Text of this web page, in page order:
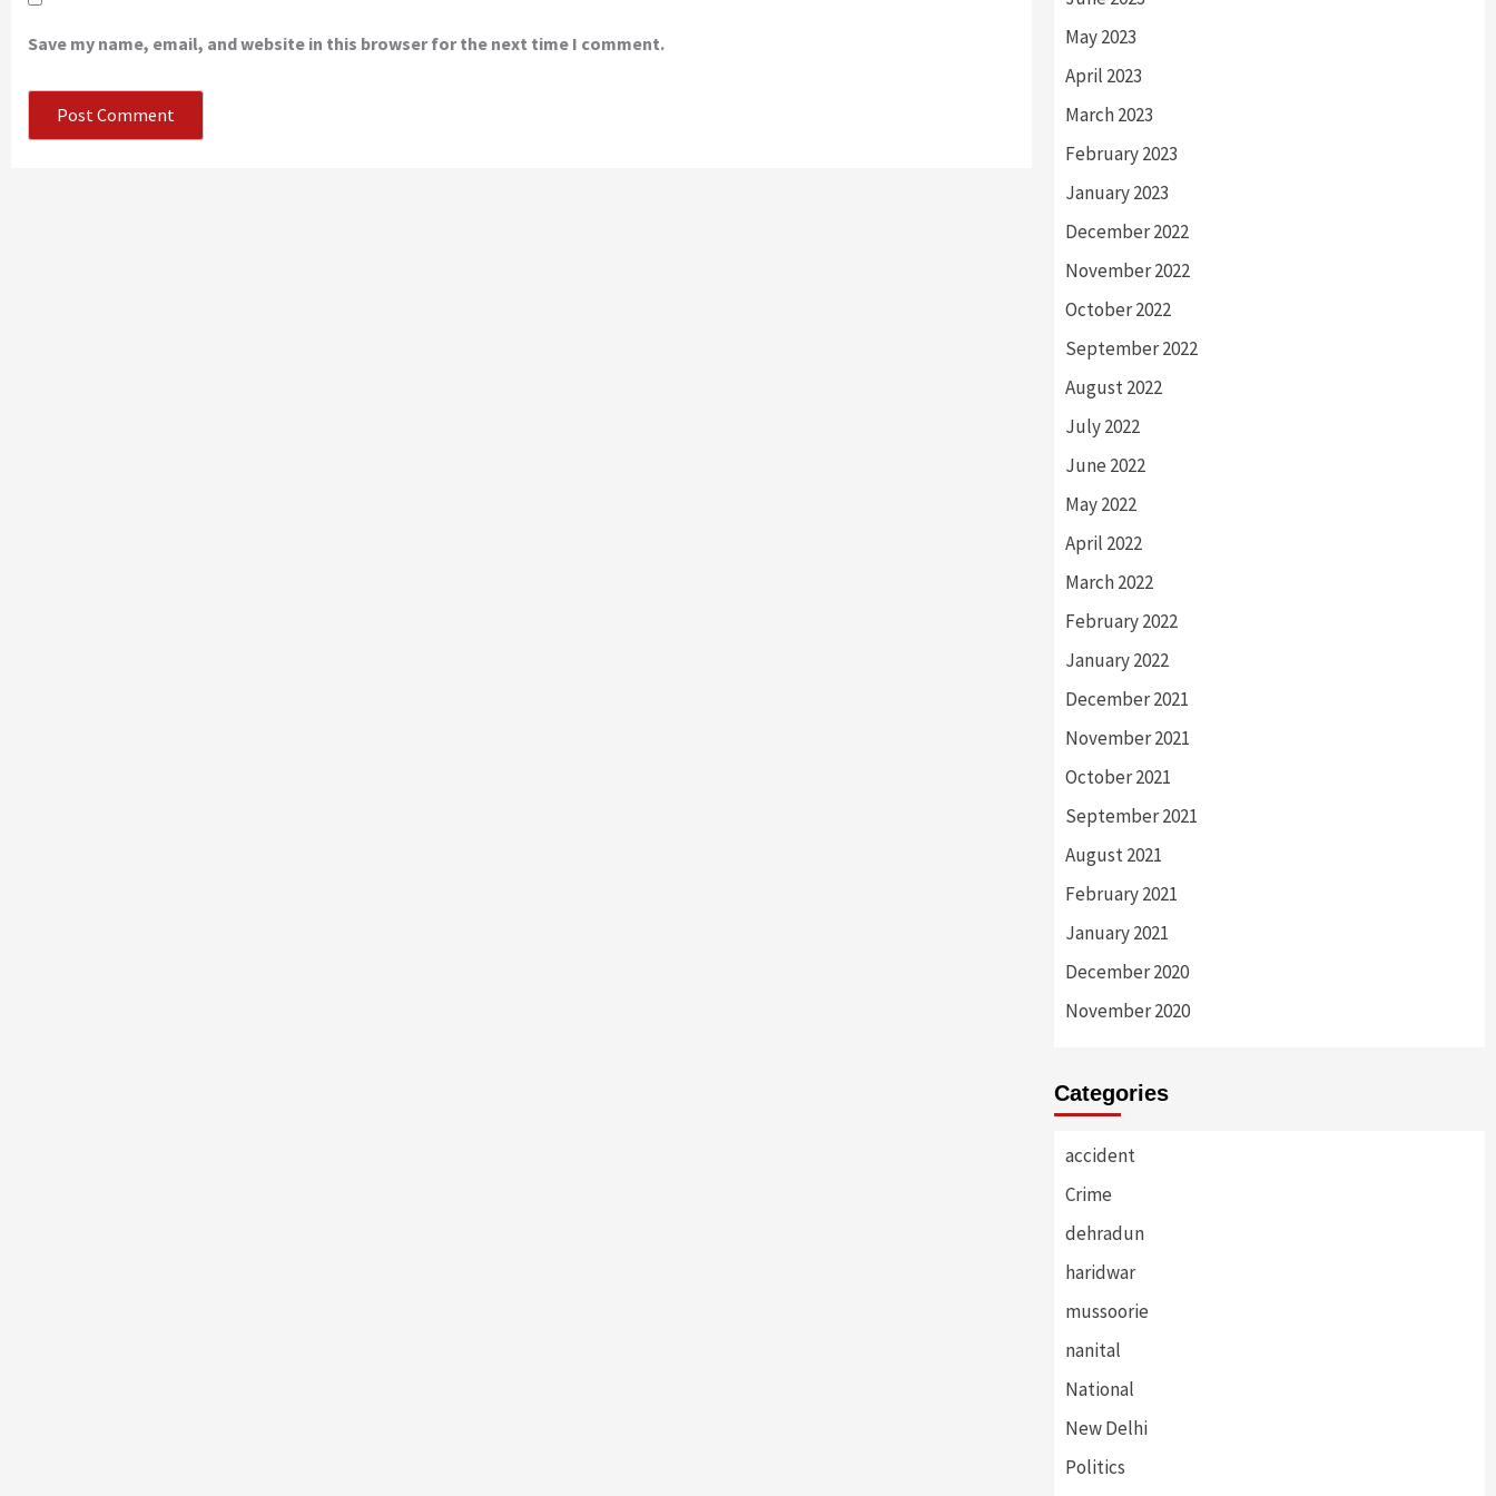
Save my name, email, and website in this browser for the next time I comment.
May 2023
April 2023
March 2023
February 2023
January 2023
December 2022
November 2022
October 2022
September 2022
August 2022
July 2022
June 2022
May 2022
April 2022
March 2022
February 2022
January 2022
December 2021
November 2021
October 2021
September 2021
August 2021
February 2021
January 2021
December 2020
November 2020
Categories
accident
Crime
dehradun
haridwar
mussoorie
nanital
National
New Delhi
Politics